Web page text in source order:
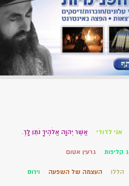
אני לדודי אֲשֶׁר יְהוָה אֱלֹהֶיךָ נֹתֵן לָךְ.
ג קליפות גרעין אטום
הללו העצמה של השפעה וירוס